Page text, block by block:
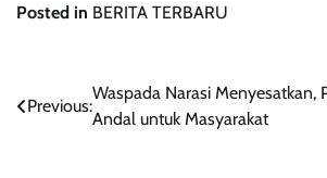
Posted in BERITA TERBARU
Post
Previous:
Waspada Narasi Menyesatkan,
Andal untuk Masyarakat